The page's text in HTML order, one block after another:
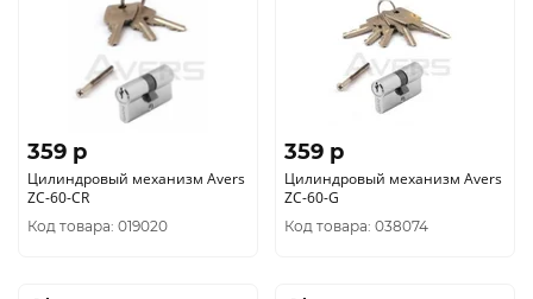
359 p
Цилиндровый механизм Avers
ZC-60-CR
Код товара: 019020
359 p
Цилиндровый механизм Avers
ZC-60-G
Код товара: 038074